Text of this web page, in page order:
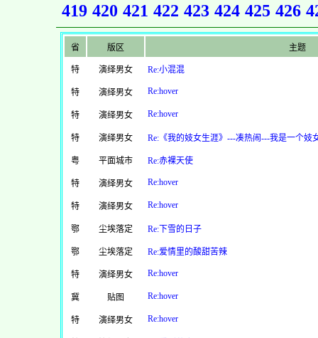
419 420 421 422 423 424 425 426
省 版区 主题
特 演绎男女 Re:小混混
特 演绎男女 Re:hover
特 演绎男女 Re:hover
特 演绎男女 Re:《我的妓女生涯》---凑热闹---我是一个妓
粤 平面城市 Re:赤裸天使
特 演绎男女 Re:hover
特 演绎男女 Re:hover
鄂 尘埃落定 Re:下雪的日子
鄂 尘埃落定 Re:爱情里的酸甜苦辣
特 演绎男女 Re:hover
冀 贴图 Re:hover
特 演绎男女 Re:hover